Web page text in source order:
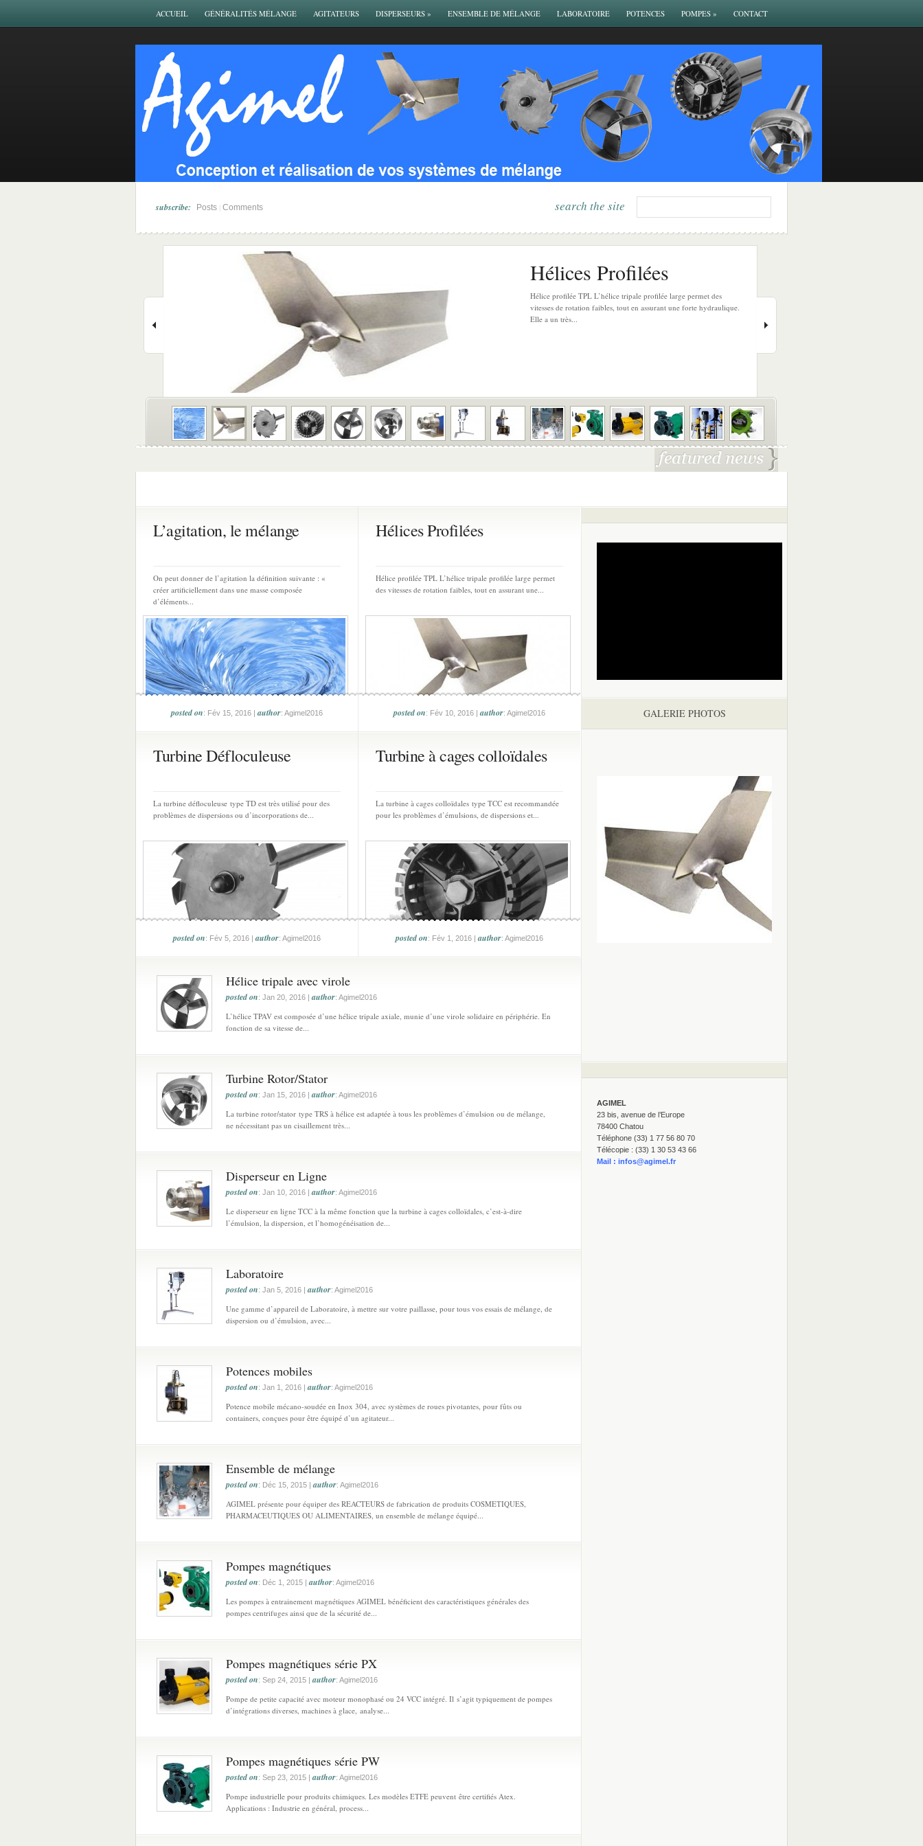
ACCUEIL GÉNÉRALITÉS MÉLANGE AGITATEURS DISPERSEURS » ENSEMBLE DE MÉLANGE LABORATOIRE POTENCES POMPES » CONTACT
subscribe: Posts Comments search the site
Hélices Profilées
Hélice profilée TPL L’hélice tripale profilée large permet des
vitesses de rotation faibles, tout en assurant une forte hydraulique.
Elle a un très...
L’agitation, le mélange
On peut donner de l’agitation la définition suivante : «
créer artificiellement dans une masse composée
d’éléments...
posted on: Fév 15, 2016 |author: Agimel2016
Hélices Profilées
Hélice profilée TPL L’hélice tripale profilée large permet
des vitesses de rotation faibles, tout en assurant une...
posted on: Fév 10, 2016 |author: Agimel2016
Turbine Défloculeuse
La turbine défloculeuse type TD est très utilisé pour des
problèmes de dispersions ou d’incorporations de...
posted on: Fév 5, 2016 |author: Agimel2016
Turbine à cages colloïdales
La turbine à cages colloïdales type TCC est recommandée
pour les problèmes d’émulsions, de dispersions et...
posted on: Fév 1, 2016 |author: Agimel2016
Hélice tripale avec virole
posted on: Jan 20, 2016 |author: Agimel2016
L’hélice TPAV est composée d’une hélice tripale axiale, munie d’une virole solidaire en périphérie. En
fonction de sa vitesse de...
Turbine Rotor/Stator
posted on: Jan 15, 2016 |author: Agimel2016
La turbine rotor/stator type TRS à hélice est adaptée à tous les problèmes d’émulsion ou de mélange,
ne nécessitant pas un cisaillement très...
Disperseur en Ligne
posted on: Jan 10, 2016 |author: Agimel2016
Le disperseur en ligne TCC à la même fonction que la turbine à cages colloïdales, c’est-à-dire
l’émulsion, la dispersion, et l’homogénéisation de...
Laboratoire
posted on: Jan 5, 2016 |author: Agimel2016
Une gamme d’appareil de Laboratoire, à mettre sur votre paillasse, pour tous vos essais de mélange, de
dispersion ou d’émulsion, avec...
Potences mobiles
posted on: Jan 1, 2016 |author: Agimel2016
Potence mobile mécano-soudée en Inox 304, avec systèmes de roues pivotantes, pour fûts ou
containers, conçues pour être équipé d’un agitateur...
Ensemble de mélange
posted on: Déc 15, 2015 |author: Agimel2016
AGIMEL présente pour équiper des REACTEURS de fabrication de produits COSMETIQUES,
PHARMACEUTIQUES OU ALIMENTAIRES, un ensemble de mélange équipé...
Pompes magnétiques
posted on: Déc 1, 2015 |author: Agimel2016
Les pompes à entrainement magnétiques AGIMEL bénéficient des caractéristiques générales des
pompes centrifuges ainsi que de la sécurité de...
Pompes magnétiques série PX
posted on: Sep 24, 2015 |author: Agimel2016
Pompe de petite capacité avec moteur monophasé ou 24 VCC intégré. Il s’agit typiquement de pompes
d’intégrations diverses, machines à glace, analyse...
Pompes magnétiques série PW
posted on: Sep 23, 2015 |author: Agimel2016
Pompe industrielle pour produits chimiques. Les modèles ETFE peuvent être certifiés Atex.
Applications : Industrie en général, process...
GALERIE PHOTOS
AGIMEL
23 bis, avenue de l’Europe
78400 Chatou
Téléphone (33) 1 77 56 80 70
Télécopie : (33) 1 30 53 43 66
Mail : infos@agimel.fr